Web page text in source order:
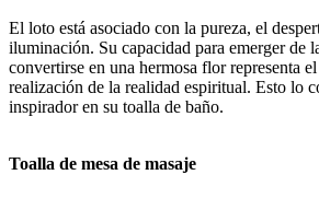
El loto está asociado con la pureza, el
iluminación. Su capacidad para emerger de
convertirse en una hermosa flor representa
realización de la realidad espiritual. Esto lo
inspirador en su toalla de baño.
Toalla de mesa de masaje